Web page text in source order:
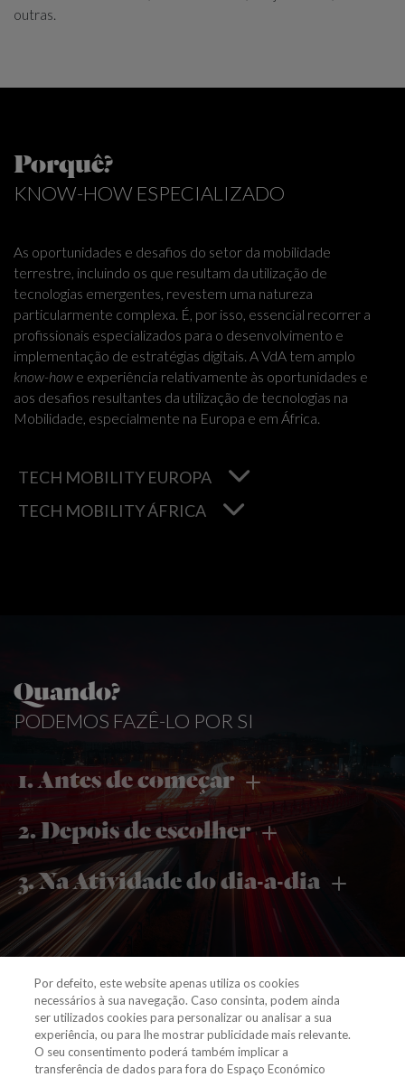
outras.
Porquê?
KNOW-HOW ESPECIALIZADO
As oportunidades e desafios do setor da mobilidade
terrestre, incluindo os que resultam da utilização de
tecnologias emergentes, revestem uma natureza
particularmente complexa. É, por isso, essencial recorrer a
profissionais especializados para o desenvolvimento e
implementação de estratégias digitais. A VdA tem amplo
know-how e experiência relativamente às oportunidades e
aos desafios resultantes da utilização de tecnologias na
Mobilidade, especialmente na Europa e em África.
TECH MOBILITY EUROPA
TECH MOBILITY ÁFRICA
Quando?
PODEMOS FAZÊ-LO POR SI
1. Antes de começar
2. Depois de escolher
3. Na Atividade do dia-a-dia
Por defeito, este website apenas utiliza os cookies
necessários à sua navegação. Caso consinta, podem ainda
ser utilizados cookies para personalizar ou analisar a sua
experiência, ou para lhe mostrar publicidade mais relevante.
O seu consentimento poderá também implicar a
transferência de dados para fora do Espaço Económico